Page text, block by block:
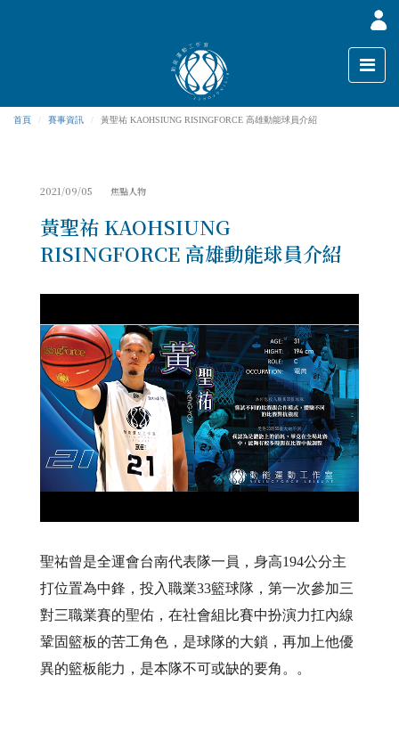
首頁 賽事資訊 黃聖祐 KAOHSIUNG RISINGFORCE 高雄動能球員介紹
2021/09/05 焦點人物
黃聖祐 KAOHSIUNG
RISINGFORCE 高雄動能球員介紹
聖祐曾是全運會台南代表隊一員，身高194公分主
打位置為中鋒，投入職業33籃球隊，第一次參加三
對三職業賽的聖佑，在社會組比賽中扮演力扛內線
鞏固籃板的苦工角色，是球隊的大鎖，再加上他優
異的籃板能力，是本隊不可或缺的要角。。